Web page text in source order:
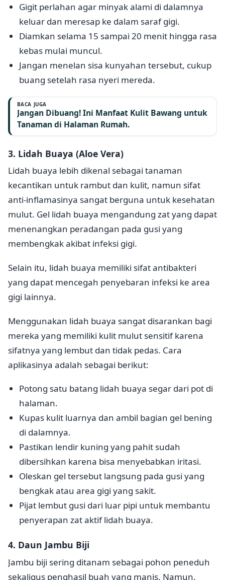
Gigit perlahan agar minyak alami di dalamnya
keluar dan meresap ke dalam saraf gigi.
Diamkan selama 15 sampai 20 menit hingga rasa
kebas mulai muncul.
Jangan menelan sisa kunyahan tersebut, cukup
buang setelah rasa nyeri mereda.
BACA JUGA
Jangan Dibuang! Ini Manfaat Kulit Bawang untuk
Tanaman di Halaman Rumah.
3. Lidah Buaya (Aloe Vera)
Lidah buaya lebih dikenal sebagai tanaman
kecantikan untuk rambut dan kulit, namun sifat
anti-inflamasinya sangat berguna untuk kesehatan
mulut. Gel lidah buaya mengandung zat yang dapat
menenangkan peradangan pada gusi yang
membengkak akibat infeksi gigi.
Selain itu, lidah buaya memiliki sifat antibakteri
yang dapat mencegah penyebaran infeksi ke area
gigi lainnya.
Menggunakan lidah buaya sangat disarankan bagi
mereka yang memiliki kulit mulut sensitif karena
sifatnya yang lembut dan tidak pedas. Cara
aplikasinya adalah sebagai berikut:
Potong satu batang lidah buaya segar dari pot di
halaman.
Kupas kulit luarnya dan ambil bagian gel bening
di dalamnya.
Pastikan lendir kuning yang pahit sudah
dibersihkan karena bisa menyebabkan iritasi.
Oleskan gel tersebut langsung pada gusi yang
bengkak atau area gigi yang sakit.
Pijat lembut gusi dari luar pipi untuk membantu
penyerapan zat aktif lidah buaya.
4. Daun Jambu Biji
Jambu biji sering ditanam sebagai pohon peneduh
sekaligus penghasil buah yang manis. Namun,